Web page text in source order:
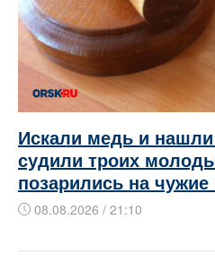
Искали медь и
судили троих
позарились на
08.08.2026 / 21:10